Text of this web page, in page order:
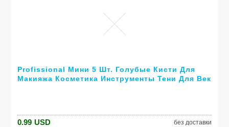
Profissional Мини 5 Шт. Голубые Кисти Для
Макияжа Косметика Инструменты Тени Для Век
0.99 USD без доставки